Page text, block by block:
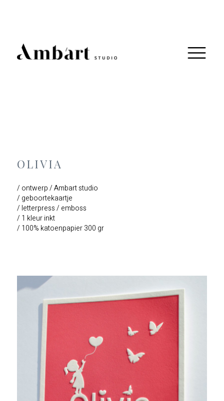
OLIVIA
/ ontwerp / Ambart studio
/ geboortekaartje
/ letterpress / emboss
/ 1 kleur inkt
/ 100% katoenpapier 300 gr